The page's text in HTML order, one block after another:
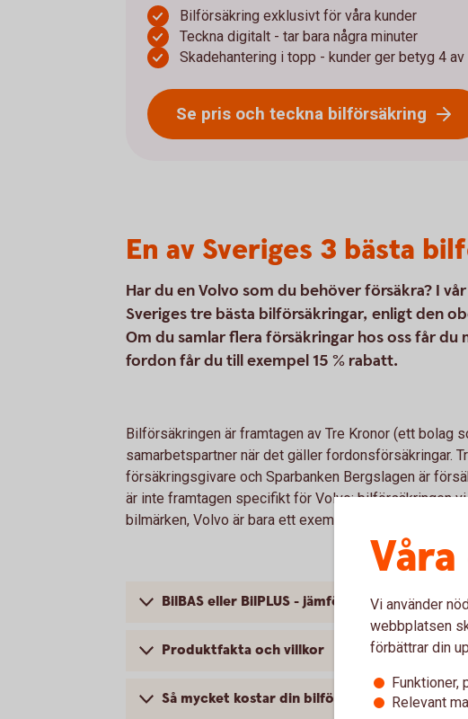
Bilförsäkring exklusivt för våra kunder
Teckna digitalt - tar bara några minuter
Skadehantering i topp - kunder ger betyg 4 av
Se pris och teckna bilförsäkring
En av Sveriges 3 bästa
Har du en Volvo som du behöver försäkra? I
Sveriges tre bästa bilförsäkringar, enligt den
Om du samlar flera försäkringar hos oss får
fordon får du till exempel 15 % rabatt.
Bilförsäkringen är framtagen av Tre Kronor (ett bolag
samarbetspartner när det gäller fordonsförsäkringar.
försäkringsgivare och Sparbanken Bergslagen är
är inte framtagen specifikt för Volvo; bilförsäkringen
bilmärken, Volvo är bara ett exempel.
BilBAS eller BilPLUS - jämför innehåll
Produktfakta och villkor
Så mycket kostar din bilförsäkring
Vi använder
webbplatsen
förbättrar din
Funktioner,
Relevant